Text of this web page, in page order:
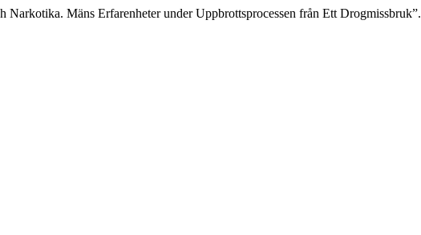
Narkotika. Mäns Erfarenheter under Uppbrottsprocessen från Ett Drogmissbruk”.